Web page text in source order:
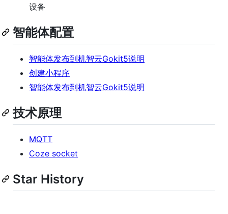
设备
智能体配置
智能体发布到机智云Gokit5说明
创建小程序
智能体发布到机智云Gokit5说明
技术原理
MQTT
Coze socket
Star History